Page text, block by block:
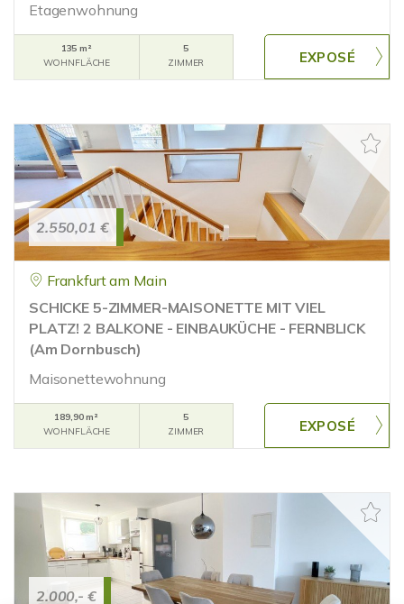
Etagenwohnung
135 m²
WOHNFLÄCHE
5
ZIMMER
2.550,01 €
Frankfurt am Main
SCHICKE 5-ZIMMER-MAISONETTE MIT VIEL
PLATZ! 2 BALKONE - EINBAUKÜCHE - FERNBLICK
(Am Dornbusch)
Maisonettewohnung
189,90 m²
WOHNFLÄCHE
5
ZIMMER
2.000,- €